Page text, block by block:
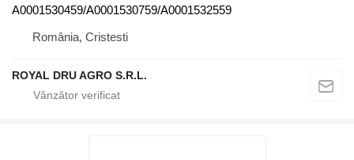
A0001530459/A0001530759/A0001532559
România, Cristesti
ROYAL DRU AGRO S.R.L.